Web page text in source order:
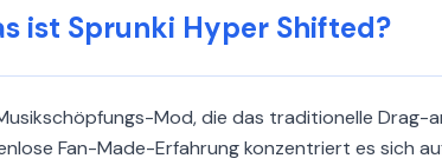
ist Sprunki Hyper Shifted?
Mod, die das traditionelle
Fan-Made-Erfahrung konzentriert es sich